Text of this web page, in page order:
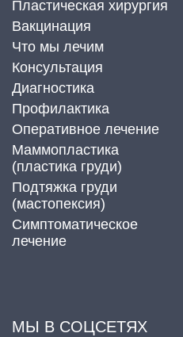
Пластическая хирургия
Вакцинация
Что мы лечим
Консультация
Диагностика
Профилактика
Оперативное лечение
Маммопластика
(пластика груди)
Подтяжка груди
(мастопексия)
Cимптоматическое
лечение
МЫ В СОЦСЕТЯХ